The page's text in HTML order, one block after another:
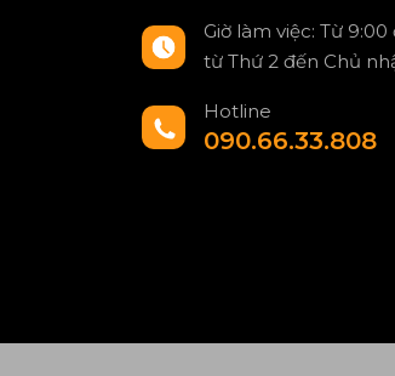
Giờ làm việc: Từ
từ Thứ 2 đến Chủ
Hotline
090.66.33.808